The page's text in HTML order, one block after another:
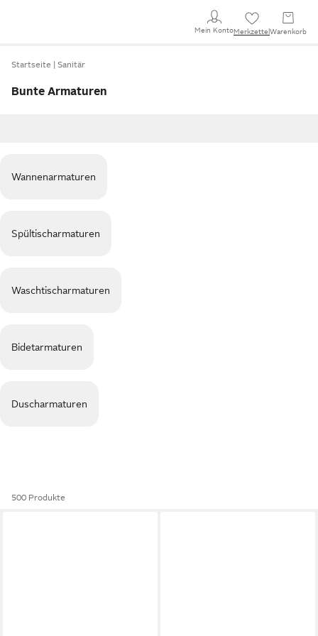
Mein KontoMerkzettel Warenkorb
Startseite Sanitär
Bunte Armaturen
Wannenarmaturen
Spültischarmaturen
Waschtischarmaturen
Bidetarmaturen
Duscharmaturen
500 Produkte